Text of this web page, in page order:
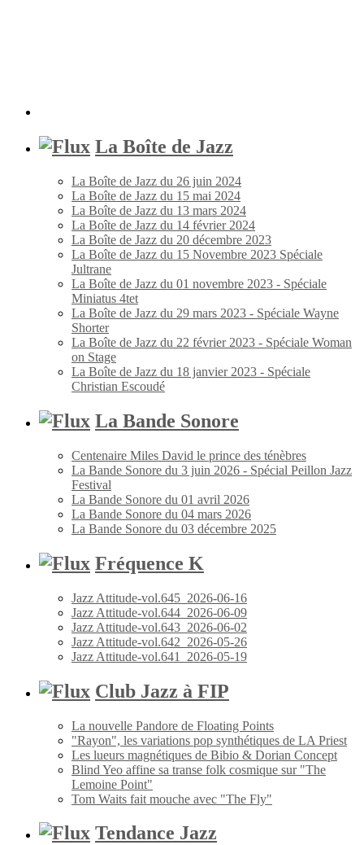
La Boîte de Jazz
La Boîte de Jazz du 26 juin 2024
La Boîte de Jazz du 15 mai 2024
La Boîte de Jazz du 13 mars 2024
La Boîte de Jazz du 14 février 2024
La Boîte de Jazz du 20 décembre 2023
La Boîte de Jazz du 15 Novembre 2023 Spéciale
Jultrane
La Boîte de Jazz du 01 novembre 2023 - Spéciale
Miniatus 4tet
La Boîte de Jazz du 29 mars 2023 - Spéciale Wayne
Shorter
La Boîte de Jazz du 22 février 2023 - Spéciale Woman
on Stage
La Boîte de Jazz du 18 janvier 2023 - Spéciale
Christian Escoudé
La Bande Sonore
Centenaire Miles David le prince des ténèbres
La Bande Sonore du 3 juin 2026 - Spécial Peillon Jazz
Festival
La Bande Sonore du 01 avril 2026
La Bande Sonore du 04 mars 2026
La Bande Sonore du 03 décembre 2025
Fréquence K
Jazz Attitude-vol.645_2026-06-16
Jazz Attitude-vol.644_2026-06-09
Jazz Attitude-vol.643_2026-06-02
Jazz Attitude-vol.642_2026-05-26
Jazz Attitude-vol.641_2026-05-19
Club Jazz à FIP
La nouvelle Pandore de Floating Points
"Rayon", les variations pop synthétiques de LA Priest
Les lueurs magnétiques de Bibio & Dorian Concept
Blind Yeo affine sa transe folk cosmique sur "The
Lemoine Point"
Tom Waits fait mouche avec "The Fly"
Tendance Jazz